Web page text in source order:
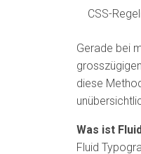
CSS-
Gerade bei
diese
Was ist
Fluid